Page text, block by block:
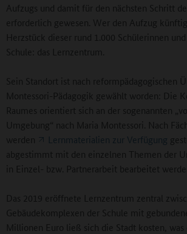
Aufzugs und damit für den nächsten Schritt
erforderlich gewesen. Wer den Aufzug
Herzstück dieser rund 1.000 Schülerinnen
Schule: das Lernzentrum.
Sein Standort ist nach reformpädagogischen
Montessori-Pädagogik gewählt worden: Die
Raumes orientiert sich an der sogenannten
Umgebung“ nach Maria Montessori. Nach
werden
Lernmaterialien zur Verfügung
abgestimmt mit den einzelnen Themen der
in Einzel- bzw. Partnerarbeit bearbeitet
Das 2019 eröffnete Lernzentrum zentral
Gebäudekomplexen der Schule mit
Millionen Euro ließ sich die Stadt kosten, was